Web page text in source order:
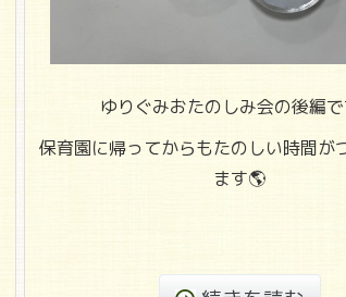
ゆりぐみおたのしみ会の後編
保育園に帰ってからもたのしい時間が
ます🌎